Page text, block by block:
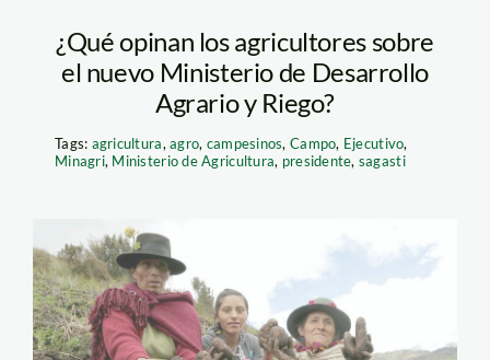
¿Qué opinan los agricultores sobre
el nuevo Ministerio de Desarrollo
Agrario y Riego?
Tags: agricultura,agro, campesinos,Campo, Ejecutivo,
Minagri, Ministerio de Agricultura, presidente, sagasti